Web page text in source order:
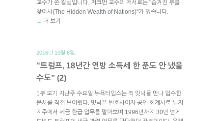
교수가 쓴 칼럼입니다. 저크먼 교수의 저서로는 "숨겨진 부를
찾아서(The Hidden Wealth of Nations)"가 있습니다.
→ 더 보기
2016년 10월 6일.
“트럼프, 18년간 연방 소득세 한 푼도 안 냈을
수도” (2)
1부 보기 지난주 수요일 뉴욕타임스는 잭 밋닉을 만나 입수한
문서를 직접 보여줬다. 밋닉은 변호사이자 공인 회계사로 뉴저
지주에서 세금 환급 업무를 맡아보며 1996년까지 30년 넘게